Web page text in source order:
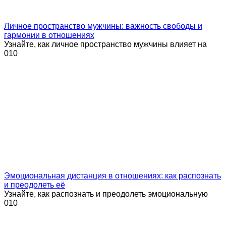
Личное пространство мужчины: важность свободы и
гармонии в отношениях
Узнайте, как личное пространство мужчины влияет на
010
Эмоциональная дистанция в отношениях: как распознать
и преодолеть её
Узнайте, как распознать и преодолеть эмоциональную
010